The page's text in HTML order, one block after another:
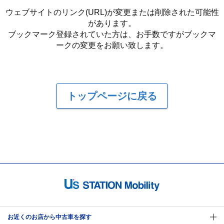
ウェブサイトのリンク(URL)が変更または削除された可能性
があります。
ブックマーク登録されていた方は、お手数ですがブックマ
ークの変更をお願い致します。
トップページに戻る
お近くのお店から中古車を探す